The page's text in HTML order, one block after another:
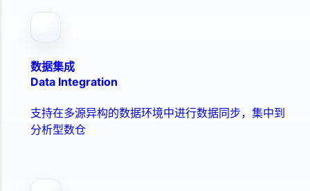
数据集成
Data Integration
支持在多源异构的数据环境中进行数据同步，集中到
分析型数仓